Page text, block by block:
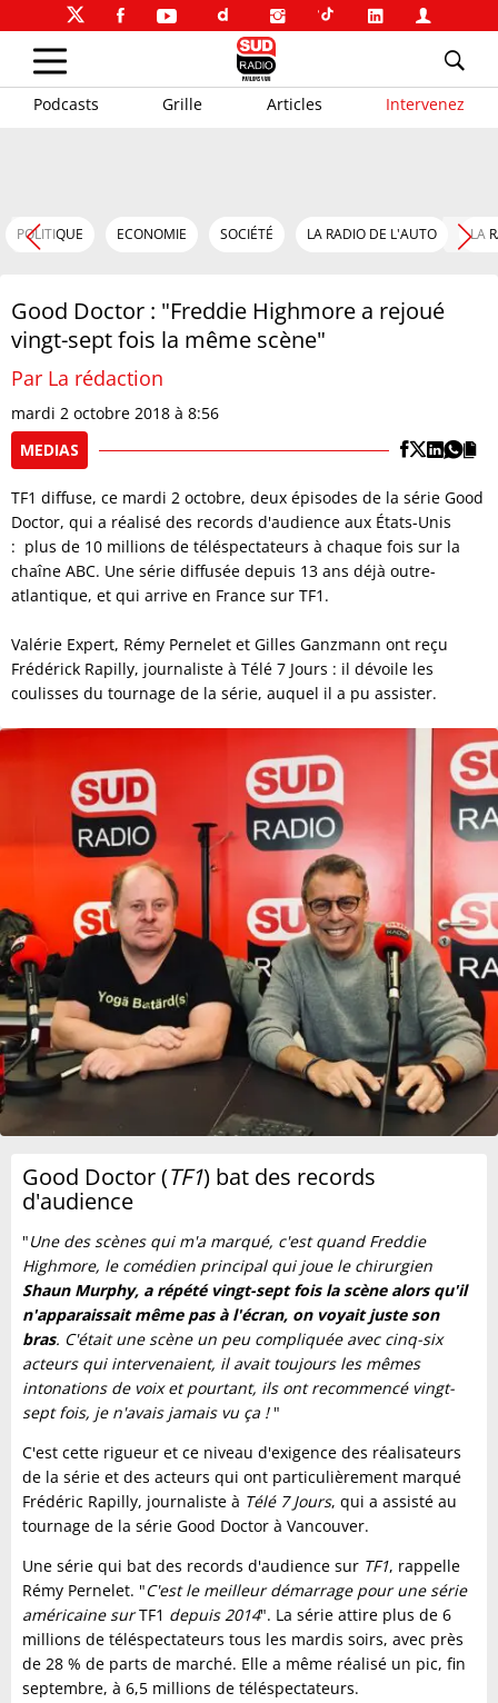
Podcasts Grille Articles Intervenez
POLITIQUE ECONOMIE SOCIÉTÉ LA RADIO DE L'AUTO LA
Good Doctor : "Freddie Highmore a rejoué
vingt-sept fois la même scène"
Par La rédaction
mardi 2 octobre 2018 à 8:56
MEDIAS
TF1 diffuse, ce mardi 2 octobre, deux épisodes de la série Good
Doctor, qui a réalisé des records d'audience aux États-Unis
: plus de 10 millions de téléspectateurs à chaque fois sur la
chaîne ABC. Une série diffusée depuis 13 ans déjà outre-
atlantique, et qui arrive en France sur TF1.
Valérie Expert, Rémy Pernelet et Gilles Ganzmann ont reçu
Frédérick Rapilly, journaliste à Télé 7 Jours : il dévoile les
coulisses du tournage de la série, auquel il a pu assister.
Good Doctor (TF1) bat des records
d'audience
"Une des scènes qui m'a marqué, c'est quand Freddie
Highmore, le comédien principal qui joue le chirurgien
Shaun Murphy, a répété vingt-sept fois la scène alors qu'il
n'apparaissait même pas à l'écran, on voyait juste son
bras. C'était une scène un peu compliquée avec cinq-six
acteurs qui intervenaient, il avait toujours les mêmes
intonations de voix et pourtant, ils ont recommencé vingt-
sept fois, je n'avais jamais vu ça !"
C'est cette rigueur et ce niveau d'exigence des réalisateurs
de la série et des acteurs qui ont particulièrement marqué
Frédéric Rapilly, journaliste à Télé 7 Jours, qui a assisté au
tournage de la série Good Doctor à Vancouver.
Une série qui bat des records d'audience sur TF1, rappelle
Rémy Pernelet. "C'est le meilleur démarrage pour une série
américaine surTF1 depuis 2014". La série attire plus de 6
millions de téléspectateurs tous les mardis soirs, avec près
de 28 % de parts de marché. Elle a même réalisé un pic, fin
septembre, à 6,5 millions de téléspectateurs.